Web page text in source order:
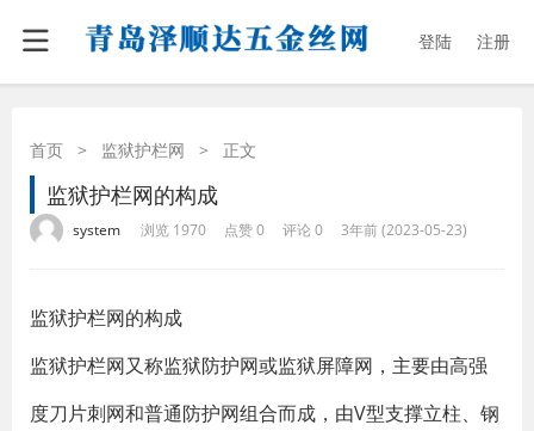
登陆 注册
首页 > 监狱护栏网 > 正文
监狱护栏网的构成
system 浏览 1970 点赞 0 评论 0 3年前 (2023-05-23)
监狱护栏网的构成
监狱护栏网又称监狱防护网或监狱屏障网，主要由高强
度刀片刺网和普通防护网组合而成，由V型支撑立柱、钢